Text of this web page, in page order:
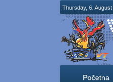
Thursday, 6. August
Početna